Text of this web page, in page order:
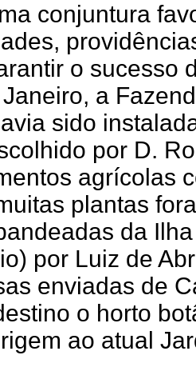
conjuntura
o sucesso
a
sido
por D.
agrícolas
plantas
da
por Luiz de
enviadas de
o horto
ao atual